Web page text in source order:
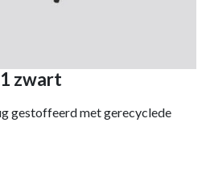
zwart
gestoffeerd met gerecyclede